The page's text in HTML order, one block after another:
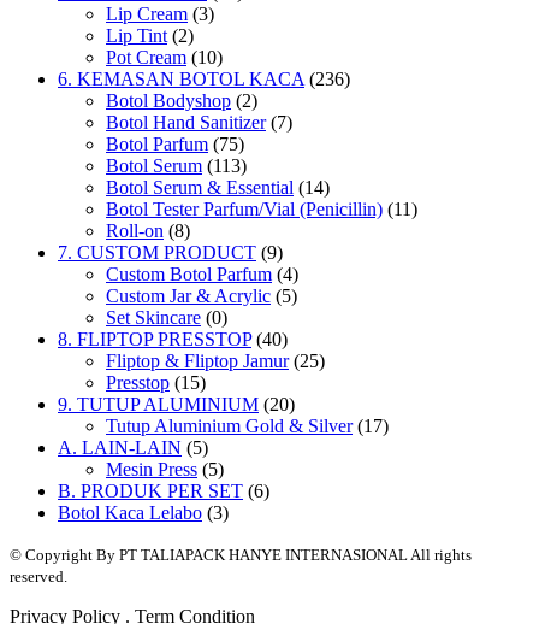
Lip Cream (3)
Lip Tint (2)
Pot Cream (10)
6. KEMASAN BOTOL KACA (236)
Botol Bodyshop (2)
Botol Hand Sanitizer (7)
Botol Parfum (75)
Botol Serum (113)
Botol Serum & Essential (14)
Botol Tester Parfum/Vial (Penicillin) (11)
Roll-on (8)
7. CUSTOM PRODUCT (9)
Custom Botol Parfum (4)
Custom Jar & Acrylic (5)
Set Skincare (0)
8. FLIPTOP PRESSTOP (40)
Fliptop & Fliptop Jamur (25)
Presstop (15)
9. TUTUP ALUMINIUM (20)
Tutup Aluminium Gold & Silver (17)
A. LAIN-LAIN (5)
Mesin Press (5)
B. PRODUK PER SET (6)
Botol Kaca Lelabo (3)
© Copyright By PT TALIAPACK HANYE INTERNASIONAL All rights
reserved.
Privacy Policy . Term Condition